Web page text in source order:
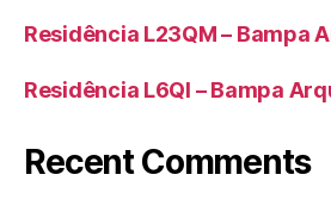
Residência L23QM – Bampa
Residência L6QI – Bampa
Recent Comments